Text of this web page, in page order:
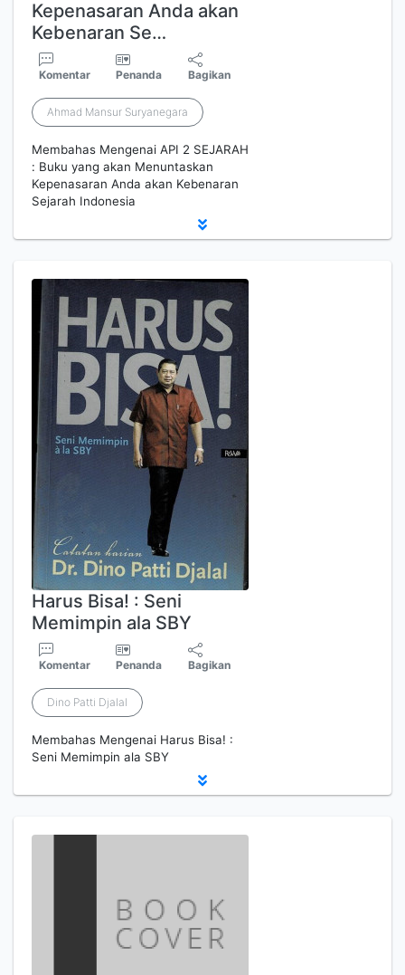
Kepenasaran Anda akan
Kebenaran Se…
Komentar Penanda Bagikan
Ahmad Mansur Suryanegara
Membahas Mengenai API 2 SEJARAH
: Buku yang akan Menuntaskan
Kepenasaran Anda akan Kebenaran
Sejarah Indonesia
Harus Bisa! : Seni
Memimpin ala SBY
Komentar Penanda Bagikan
Dino Patti Djalal
Membahas Mengenai Harus Bisa! :
Seni Memimpin ala SBY